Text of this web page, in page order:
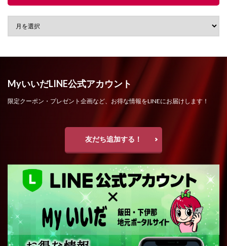
MyいいだLINE公式アカウント
限定クーポン・プレゼント企画など、お得な情報をLINEにお届けします！
友だち追加する！